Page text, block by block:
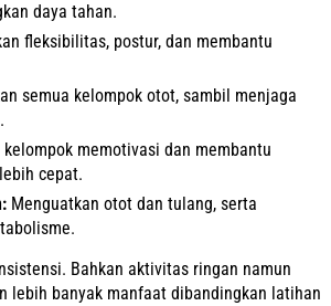
daya tahan.
fleksibilitas, postur, dan membantu
semua kelompok otot, sambil menjaga
kelompok memotivasi dan membantu
cepat.
Menguatkan otot dan tulang, serta
Bahkan aktivitas ringan namun
lebih banyak manfaat dibandingkan latihan